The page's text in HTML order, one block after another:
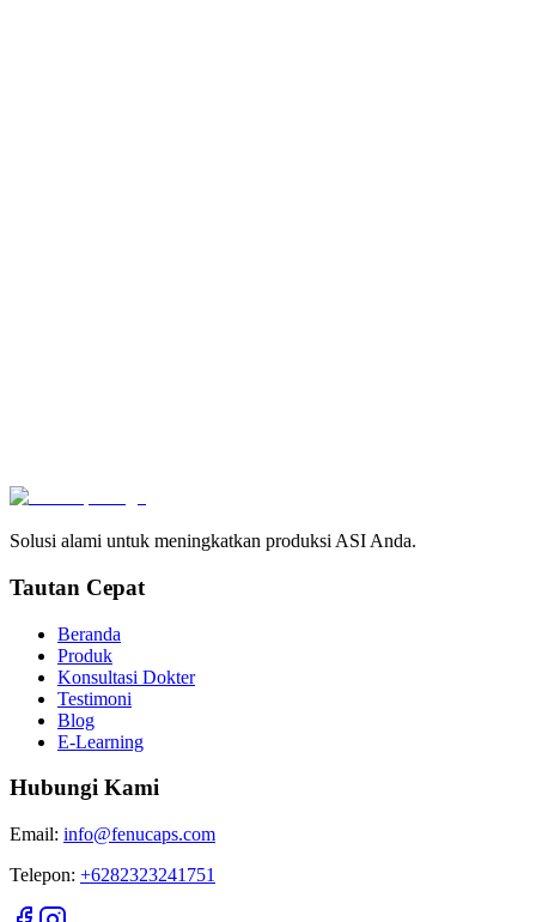
Solusi alami untuk meningkatkan produksi ASI Anda.
Tautan Cepat
Beranda
Produk
Konsultasi Dokter
Testimoni
Blog
E-Learning
Hubungi Kami
Email: info@fenucaps.com
Telepon: +6282323241751